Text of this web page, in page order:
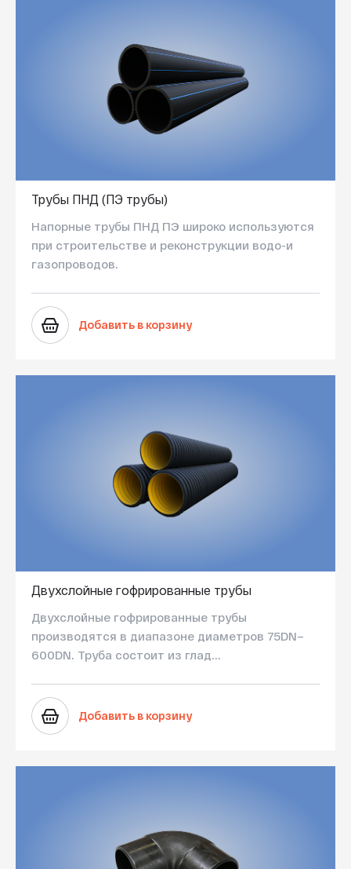
Трубы ПНД (ПЭ трубы)
Напорные трубы ПНД ПЭ широко используются
при строительстве и реконструкции водо-и
газопроводов.
Добавить в корзину
Двухслойные гофрированные трубы
Двухслойные гофрированные трубы
производятся в диапазоне диаметров 75DN–
600DN. Труба состоит из глад...
Добавить в корзину